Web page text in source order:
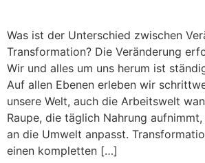
Was ist der Unterschied zwischen
Transformation? Die Veränderung
Wir und alles um uns herum ist
Auf allen Ebenen erleben wir
unsere Welt, auch die Arbeitswelt
Raupe, die täglich Nahrung
an die Umwelt anpasst.
einen kompletten […]